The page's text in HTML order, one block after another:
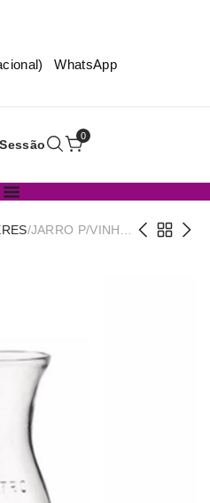
WhatsApp
0
/JARRO P/VINHO